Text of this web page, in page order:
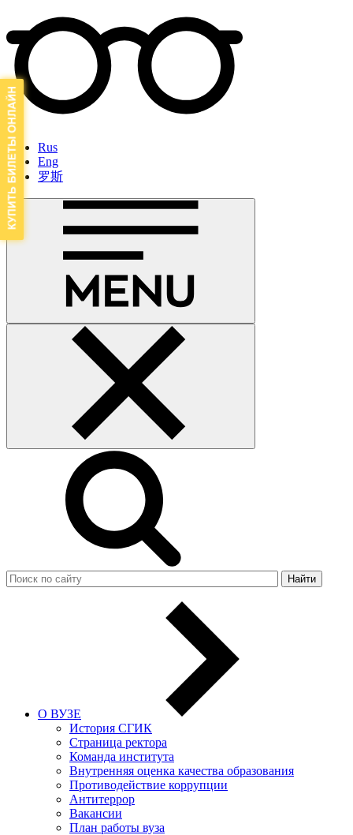
Rus
Eng
罗斯
Найти
О ВУЗЕ
История СГИК
Страница ректора
Команда института
Внутренняя оценка качества образования
Противодействие коррупции
Антитеррор
Вакансии
План работы вуза